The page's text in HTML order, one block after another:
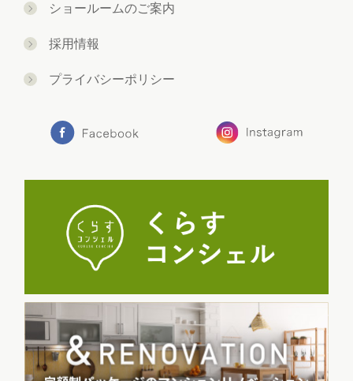
ショールームのご案内
採用情報
プライバシーポリシー